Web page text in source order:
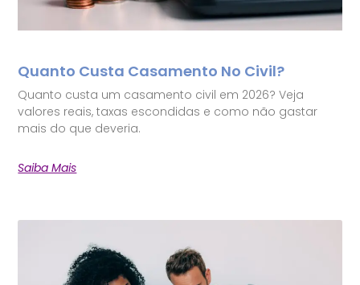
Quanto Custa Casamento No Civil?
Quanto custa um casamento civil em 2026? Veja
valores reais, taxas escondidas e como não gastar
mais do que deveria.
Saiba Mais